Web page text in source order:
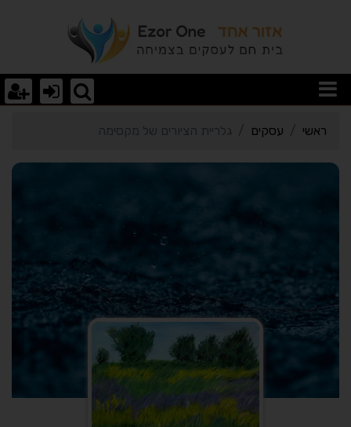
פרטי כרטיס העסק גלריית
ראשי עסקים גלריית הציורים של מקסימה